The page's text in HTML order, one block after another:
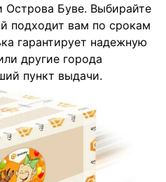
Острова Буве. Выбирайте
подходит вам по срокам
гарантирует надежную
другие города
пункт выдачи.